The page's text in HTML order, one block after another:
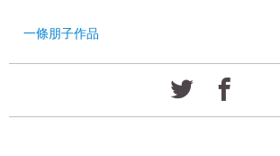
一條朋子作品